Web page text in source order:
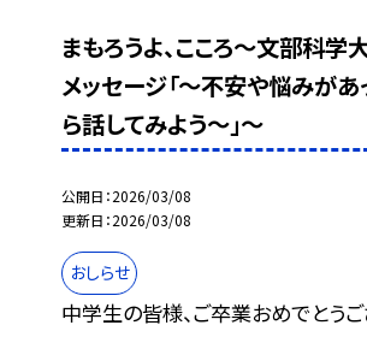
まもろうよ、こころ～文部科学
メッセージ「～不安や悩みがあ
ら話してみよう～」～
公開日 2026/03/08
更新日 2026/03/08
おしらせ
中学生の皆様、ご卒業おめでとう